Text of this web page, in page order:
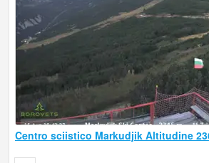
Centro sciistico Markudjik Altitudine